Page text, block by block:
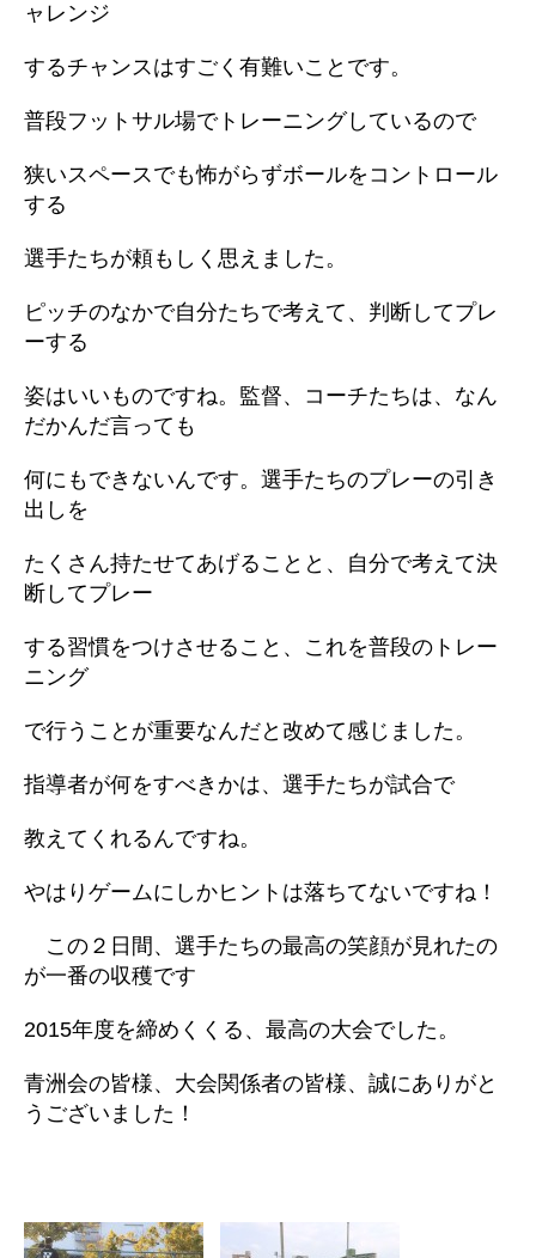
ャレンジ
するチャンスはすごく有難いことです。
普段フットサル場でトレーニングしているので
狭いスペースでも怖がらずボールをコントロール
する
選手たちが頼もしく思えました。
ピッチのなかで自分たちで考えて、判断してプレ
ーする
姿はいいものですね。監督、コーチたちは、なん
だかんだ言っても
何にもできないんです。選手たちのプレーの引き
出しを
たくさん持たせてあげることと、自分で考えて決
断してプレー
する習慣をつけさせること、これを普段のトレー
ニング
で行うことが重要なんだと改めて感じました。
指導者が何をすべきかは、選手たちが試合で
教えてくれるんですね。
やはりゲームにしかヒントは落ちてないですね！
この２日間、選手たちの最高の笑顔が見れたの
が一番の収穫です
2015年度を締めくくる、最高の大会でした。
青洲会の皆様、大会関係者の皆様、誠にありがと
うございました！